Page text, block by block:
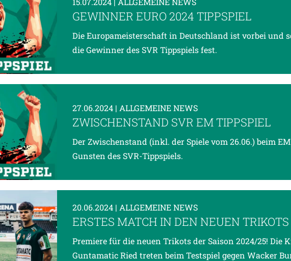
GEWINNER EURO 2024 TIPPSPIEL
Die Europameisterschaft in Deutschland ist vorbei und
die Gewinner des SVR Tippspiels fest.
27.06.2024 | ALLGEMEINE NEWS
ZWISCHENSTAND SVR EM TIPPSPIEL
Der Zwischenstand (inkl. der Spiele vom 26.06.) beim
Gunsten des SVR-Tippspiels.
20.06.2024 | ALLGEMEINE NEWS
ERSTES MATCH IN DEN NEUEN TRIKOTS
Premiere für die neuen Trikots der Saison 2024/25! Die
Guntamatic Ried treten beim Testspiel gegen Wacker